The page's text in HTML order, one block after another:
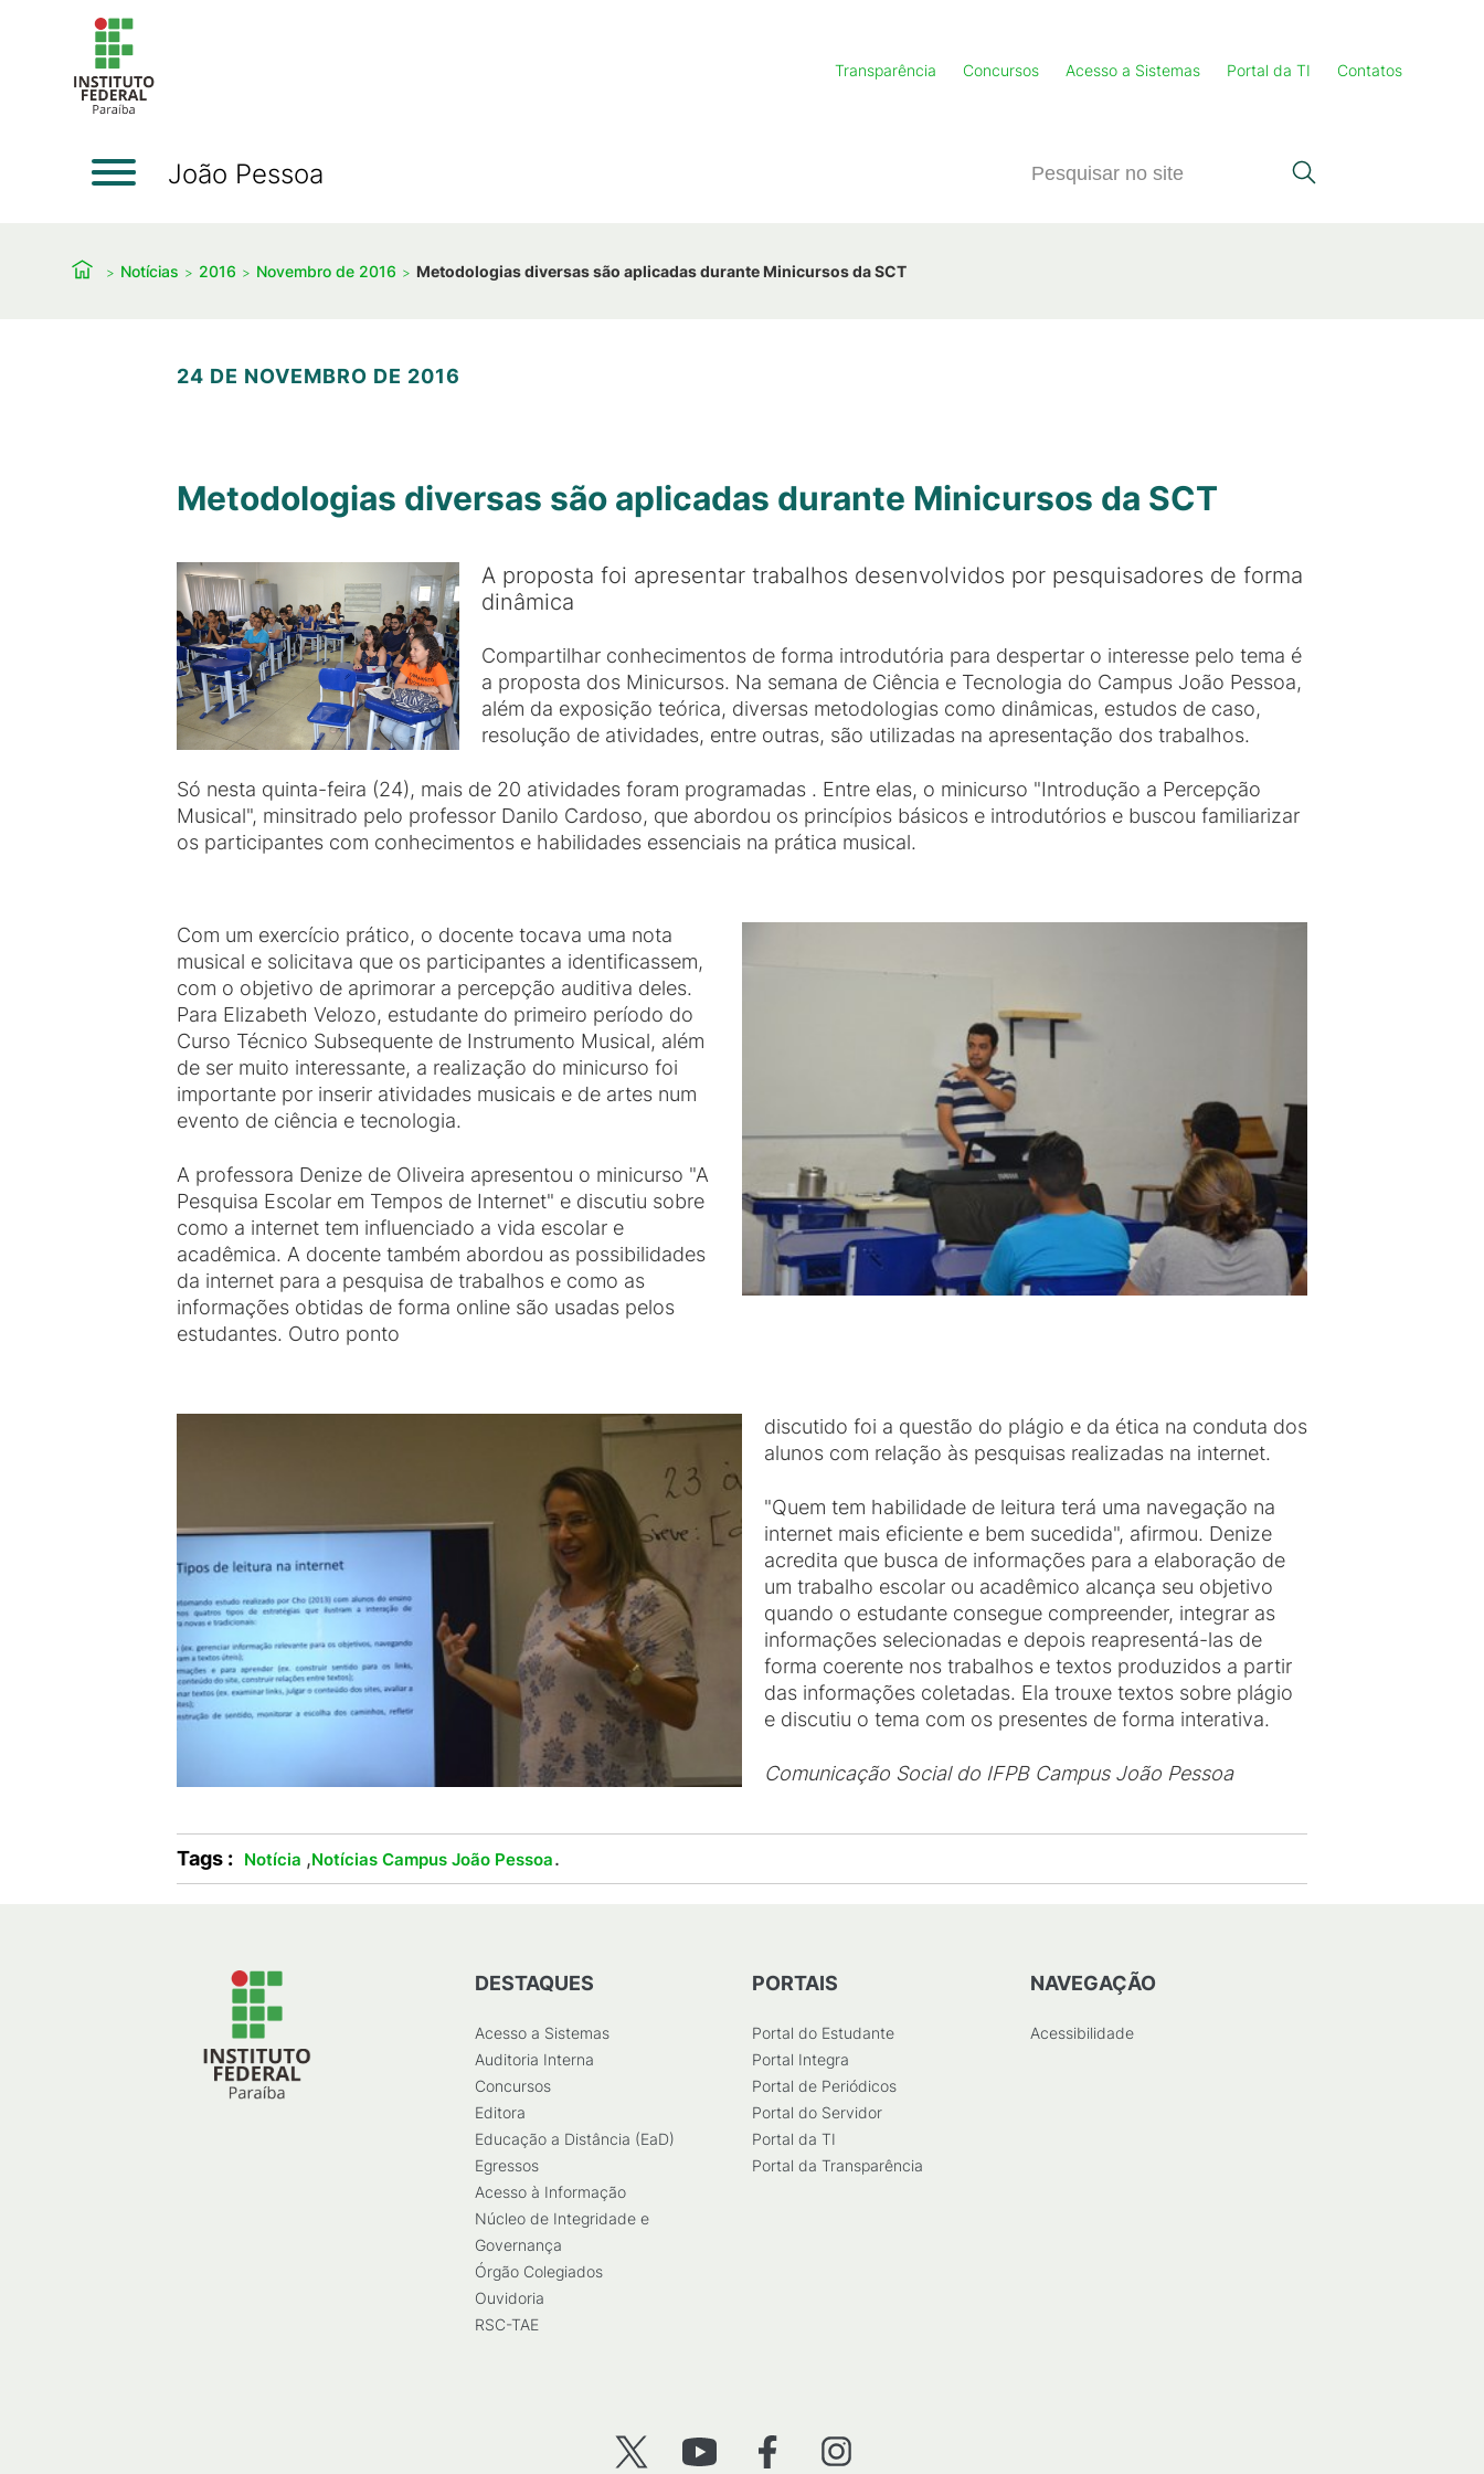
Transparência Concursos Acesso a Sistemas Portal da TI Contatos
João Pessoa
Notícias 2016 Novembro de 2016 Metodologias diversas são aplicadas durante Minicursos da SCT
24 DE NOVEMBRO DE 2016
Metodologias diversas são aplicadas durante Minicursos da SCT
A proposta foi apresentar trabalhos desenvolvidos por pesquisadores de forma
dinâmica
Compartilhar conhecimentos de forma introdutória para despertar o interesse pelo tema é
a proposta dos Minicursos. Na semana de Ciência e Tecnologia do Campus João Pessoa,
além da exposição teórica, diversas metodologias como dinâmicas, estudos de caso,
resolução de atividades, entre outras, são utilizadas na apresentação dos trabalhos.
Só nesta quinta-feira (24), mais de 20 atividades foram programadas . Entre elas, o minicurso "Introdução a Percepção
Musical", minsitrado pelo professor Danilo Cardoso, que abordou os princípios básicos e introdutórios e buscou familiarizar
os participantes com conhecimentos e habilidades essenciais na prática musical.
Com um exercício prático, o docente tocava uma nota
musical e solicitava que os participantes a identificassem,
com o objetivo de aprimorar a percepção auditiva deles.
Para Elizabeth Velozo, estudante do primeiro período do
Curso Técnico Subsequente de Instrumento Musical, além
de ser muito interessante, a realização do minicurso foi
importante por inserir atividades musicais e de artes num
evento de ciência e tecnologia.
A professora Denize de Oliveira apresentou o minicurso "A
Pesquisa Escolar em Tempos de Internet" e discutiu sobre
como a internet tem influenciado a vida escolar e
acadêmica. A docente também abordou as possibilidades
da internet para a pesquisa de trabalhos e como as
informações obtidas de forma online são usadas pelos
estudantes. Outro ponto
discutido foi a questão do plágio e da ética na conduta dos
alunos com relação às pesquisas realizadas na internet.
"Quem tem habilidade de leitura terá uma navegação na
internet mais eficiente e bem sucedida", afirmou. Denize
acredita que busca de informações para a elaboração de
um trabalho escolar ou acadêmico alcança seu objetivo
quando o estudante consegue compreender, integrar as
informações selecionadas e depois reapresentá-las de
forma coerente nos trabalhos e textos produzidos a partir
das informações coletadas. Ela trouxe textos sobre plágio
e discutiu o tema com os presentes de forma interativa.
Comunicação Social do IFPB Campus João Pessoa
Tags : Notícia ,Notícias Campus João Pessoa.
DESTAQUES
Acesso a Sistemas
Auditoria Interna
Concursos
Editora
Educação a Distância (EaD)
Egressos
Acesso à Informação
Núcleo de Integridade e
Governança
Órgão Colegiados
Ouvidoria
RSC-TAE
PORTAIS
Portal do Estudante
Portal Integra
Portal de Periódicos
Portal do Servidor
Portal da TI
Portal da Transparência
NAVEGAÇÃO
Acessibilidade